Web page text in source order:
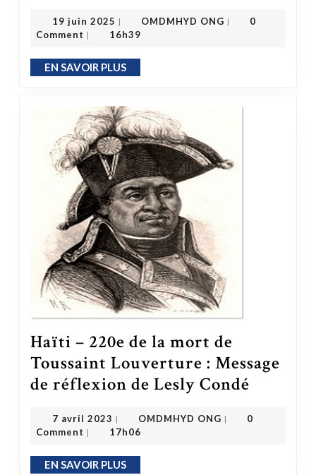
19 juin 2025 19 juin 2025
| OMDMHYD ONG |
0
Comment | 16h39
EN SAVOIR PLUSEN SAVOIR PLUS
Haïti – 220e de la mort de
Toussaint Louverture : Message
de réflexion de Lesly Condé
7 avril 2023 7 avril 2023
| OMDMHYD ONG |
0
Comment | 17h06
EN SAVOIR PLUSEN SAVOIR PLUS